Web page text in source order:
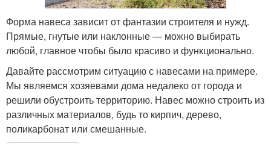
Форма навеса зависит от фантазии строителя и нужд.
Прямые, гнутые или наклонные — можно выбирать
любой, главное чтобы было красиво и функционально.
Давайте рассмотрим ситуацию с навесами на примере.
Мы являемся хозяевами дома недалеко от города и
решили обустроить территорию. Навес можно строить из
различных материалов, будь то кирпич, дерево,
поликарбонат или смешанные.